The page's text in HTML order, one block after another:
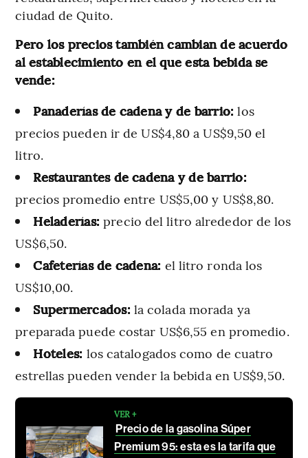
ciudad de Quito.
Pero los precios también cambian de acuerdo
al establecimiento en el que esta bebida se
vende:
Panaderías de cadena y de barrio: los
precios pueden ir de US$4,80 a US$9,50 el
litro.
Restaurantes de cadena y de barrio:
precios promedio entre US$5,00 y US$8,80.
Heladerías:precio del litro alrededor de los
US$6,50.
Cafeterías de cadena: el litro ronda los
US$10,00.
Supermercados: la colada morada ya
preparada puede costar US$6,55 en promedio.
Hoteles: los catalogados como de cuatro
estrellas pueden vender la bebida en US$9,50.
VER +
Precio de la gasolina Súper
Premium 95: esta es la tarifa que